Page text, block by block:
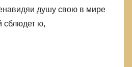
душу свою в мире
сблюдет ю,